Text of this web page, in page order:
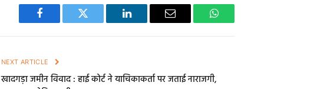
Facebook Twitter LinkedIn Email WhatsApp
NEXT ARTICLE
खादगड़ा जमीन विवाद : हाई कोर्ट ने याचिकाकर्ता पर जताई नाराजगी,